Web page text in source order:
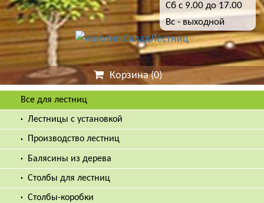
Сб с 9.00 до 17.00
Вс - выходной
Корзина (0)
Все для лестниц
Лестницы с установкой
Производство лестниц
Балясины из дерева
Столбы для лестниц
Столбы-коробки